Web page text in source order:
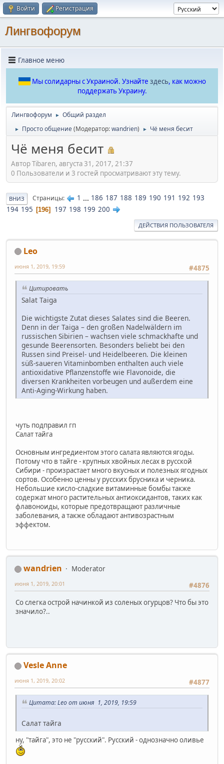
Войти Регистрация
Лингвофорум
Главное меню
Мы солидарны с Украиной. Узнайте здесь, как можно
поддержать Украину.
Лингвофорум ► Общий раздел
► Просто общение(Модератор:wandrien) ► Чё меня бесит
Чё меня бесит
Автор Tibaren, августа 31, 2017, 21:37
0 Пользователи и 3 гостей просматривают эту тему.
ВНИЗ Страницы 1 ... 186 187 188 189 190 191 192 193
194 195 196 197 198 199 200
ДЕЙСТВИЯ ПОЛЬЗОВАТЕЛЯ
Leo
#4875
июня 1, 2019, 19:59
Цитировать
Salat Taiga
Die wichtigste Zutat dieses Salates sind die Beeren.
Denn in der Taiga – den großen Nadelwäldern im
russischen Sibirien – wachsen viele schmackhafte und
gesunde Beerensorten. Besonders beliebt bei den
Russen sind Preisel- und Heidelbeeren. Die kleinen
süß-saueren Vitaminbomben enthalten auch viele
antioxidative Pflanzenstoffe wie Flavonoide, die
diversen Krankheiten vorbeugen und außerdem eine
Anti-Aging-Wirkung haben.
чуть подправил гп
Салат тайга
Основным ингредиентом этого салата являются ягоды.
Потому что в тайге - крупных хвойных лесах в русской
Сибири - произрастает много вкусных и полезных ягодных
сортов. Особенно ценны у русских брусника и черника.
Небольшие кисло-сладкие витаминные бомбы также
содержат много растительных антиоксидантов, таких как
флавоноиды, которые предотвращают различные
заболевания, а также обладают антивозрастным
эффектом.
wandrien
Moderator
#4876
июня 1, 2019, 20:01
Со слегка острой начинкой из соленых огурцов? Что бы это
значило?..
Vesle Anne
#4877
июня 1, 2019, 20:02
Цитата: Leo от июня 1, 2019, 19:59
Салат тайга
ну, "тайга", это не "русский". Русский - однозначно оливье